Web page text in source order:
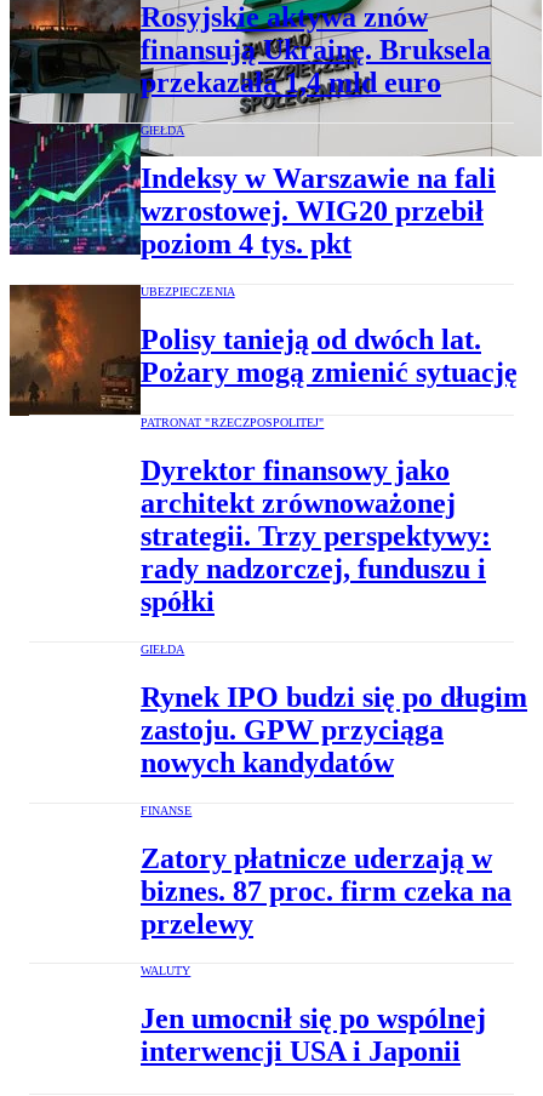
Rosyjskie aktywa znów
finansują Ukrainę. Bruksela
przekazała 1,4 mld euro
GIEŁDA
Indeksy w Warszawie na fali
wzrostowej. WIG20 przebił
poziom 4 tys. pkt
UBEZPIECZENIA
Polisy tanieją od dwóch lat.
Pożary mogą zmienić sytuację
PATRONAT "RZECZPOSPOLITEJ"
Dyrektor finansowy jako
architekt zrównoważonej
strategii. Trzy perspektywy:
rady nadzorczej, funduszu i
spółki
GIEŁDA
Rynek IPO budzi się po długim
zastoju. GPW przyciąga
nowych kandydatów
FINANSE
Zatory płatnicze uderzają w
biznes. 87 proc. firm czeka na
przelewy
WALUTY
Jen umocnił się po wspólnej
interwencji USA i Japonii